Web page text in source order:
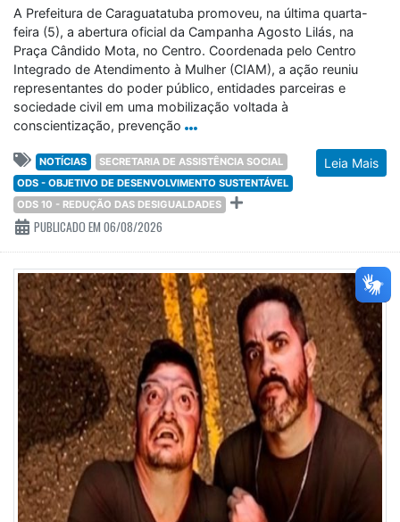
A Prefeitura de Caraguatatuba promoveu, na última quarta-
feira (5), a abertura oficial da Campanha Agosto Lilás, na
Praça Cândido Mota, no Centro. Coordenada pelo Centro
Integrado de Atendimento à Mulher (CIAM), a ação reuniu
representantes do poder público, entidades parceiras e
sociedade civil em uma mobilização voltada à
conscientização, prevenção
Leia Mais
NOTÍCIAS
SECRETARIA DE ASSISTÊNCIA SOCIAL
ODS - OBJETIVO DE DESENVOLVIMENTO SUSTENTÁVEL
ODS 10 - REDUÇÃO DAS DESIGUALDADES
PUBLICADO EM 06/08/2026